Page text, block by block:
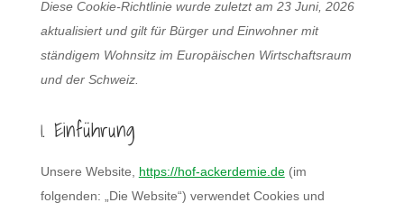
Diese Cookie-Richtlinie wurde zuletzt am 23 Juni, 2026
aktualisiert und gilt für Bürger und Einwohner mit
ständigem Wohnsitz im Europäischen Wirtschaftsraum
und der Schweiz.
1. Einführung
Unsere Website, https://hof-ackerdemie.de(im
folgenden: „Die Website“) verwendet Cookies und